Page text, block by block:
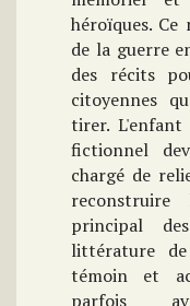
héroïques.
de la guerre
des récits
citoyennes
tirer.
fictionnel
chargé de
reconstruire
principal
littérature
témoin et
parfois